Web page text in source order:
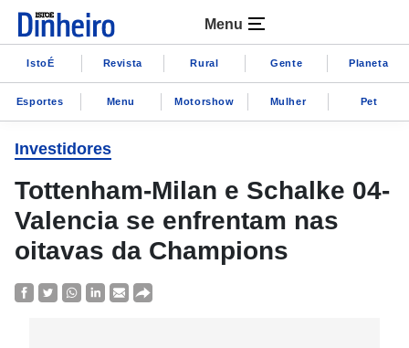
Menu
IstoÉ Revista Rural Gente Planeta
Esportes Menu Motorshow Mulher Pet
Investidores
Tottenham-Milan e Schalke 04-
Valencia se enfrentam nas
oitavas da Champions